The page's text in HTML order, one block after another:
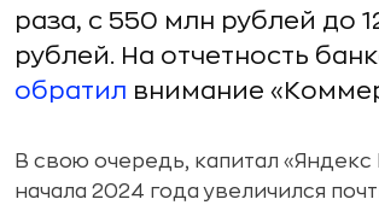
раза, с 550 млн рублей до
рублей. На отчетность
обратил внимание
В свою очередь, капитал «Яндекс
начала 2024 года увеличился